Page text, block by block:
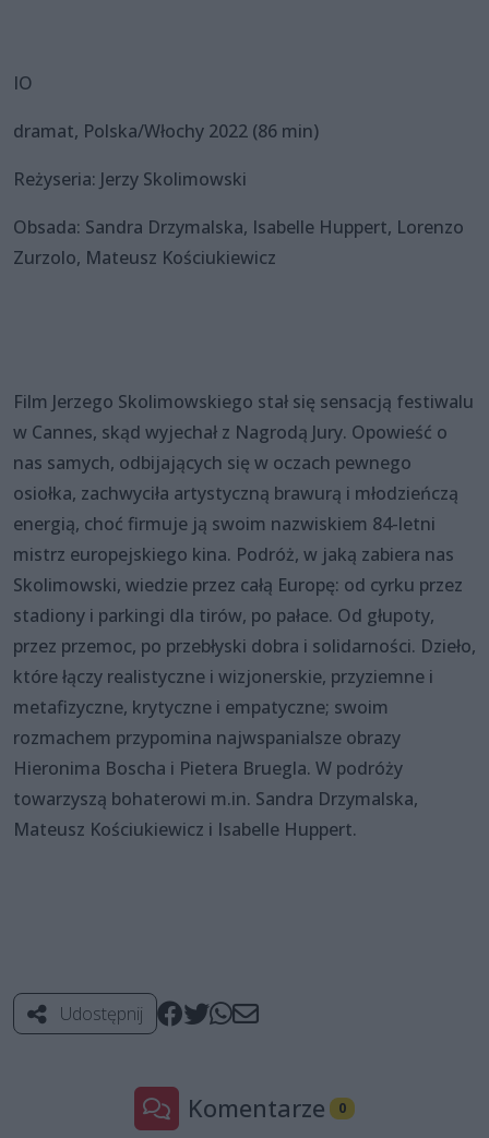
IO
dramat, Polska/Włochy 2022 (86 min)
Reżyseria: Jerzy Skolimowski
Obsada: Sandra Drzymalska, Isabelle Huppert, Lorenzo
Zurzolo, Mateusz Kościukiewicz
Film Jerzego Skolimowskiego stał się sensacją festiwalu
w Cannes, skąd wyjechał z Nagrodą Jury. Opowieść o
nas samych, odbijających się w oczach pewnego
osiołka, zachwyciła artystyczną brawurą i młodzieńczą
energią, choć firmuje ją swoim nazwiskiem 84-letni
mistrz europejskiego kina. Podróż, w jaką zabiera nas
Skolimowski, wiedzie przez całą Europę: od cyrku przez
stadiony i parkingi dla tirów, po pałace. Od głupoty,
przez przemoc, po przebłyski dobra i solidarności. Dzieło,
które łączy realistyczne i wizjonerskie, przyziemne i
metafizyczne, krytyczne i empatyczne; swoim
rozmachem przypomina najwspanialsze obrazy
Hieronima Boscha i Pietera Bruegla. W podróży
towarzyszą bohaterowi m.in. Sandra Drzymalska,
Mateusz Kościukiewicz i Isabelle Huppert.
Udostępnij
Komentarze 0